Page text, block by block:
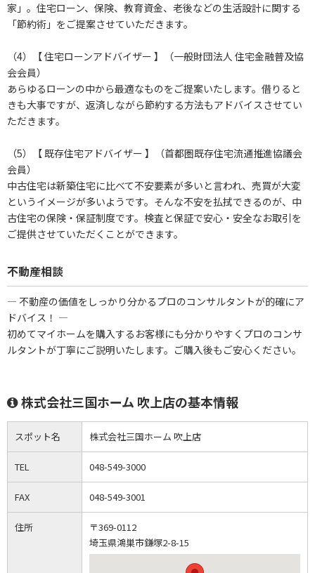
家」。住宅ローン、保険、教育資金、老後などの生活設計に関する
「節約術」をご提案させていただきます。
（4）【 住宅ローンアドバイザー 】（一般財団法人 住宅金融普及協
会会員）
あらゆるローンの中から最適なものをご提案いたします。借りると
きも大事ですが、返済しながら節約する方法もアドバイスさせてい
ただきます。
（5）【 既存住宅アドバイザー 】（首都圏既存住宅流通推進協議会
会員）
中古住宅は新築住宅に比べて不安要素が多いと言われ、売買が大変
というイメージが多いようです。そんな不安を払拭できるのが、中
古住宅の保険・保証制度です。検査と保証で安心・安全なお取引を
ご提供させていただくことができます。
不動産相談
― 不動産の価値をしっかり分かるプロのコンサルタントが的確にア
ドバイス！ ―
初めてマイホームを購入するお客様にも分かりやすくプロのコンサ
ルタントが丁寧にご説明いたします。ご購入後もご安心ください。
株式会社三国ホーム 吹上店の基本情報
スポット名 株式会社三国ホーム 吹上店
TEL 048-549-3000
FAX 048-549-3001
住所
〒369-0112
埼玉県鴻巣市鎌塚2-8-15